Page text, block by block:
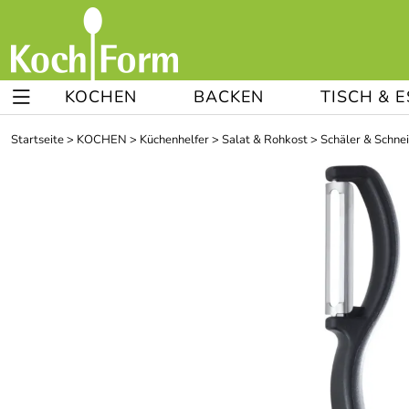
KOCHEN BACKEN TISCH &
Startseite> KOCHEN > Küchenhelfer> Salat & Rohkost> Schäler &